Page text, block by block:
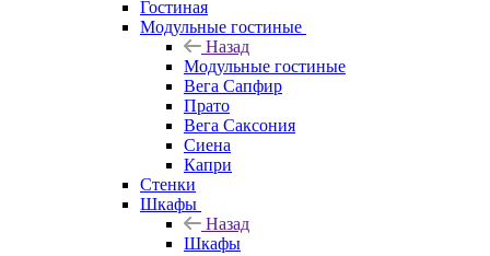
Гостиная
Модульные гостиные
Назад
Модульные гостиные
Вега Сапфир
Прато
Вега Саксония
Сиена
Капри
Стенки
Шкафы
Назад
Шкафы